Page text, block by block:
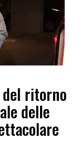
ritorno
delle